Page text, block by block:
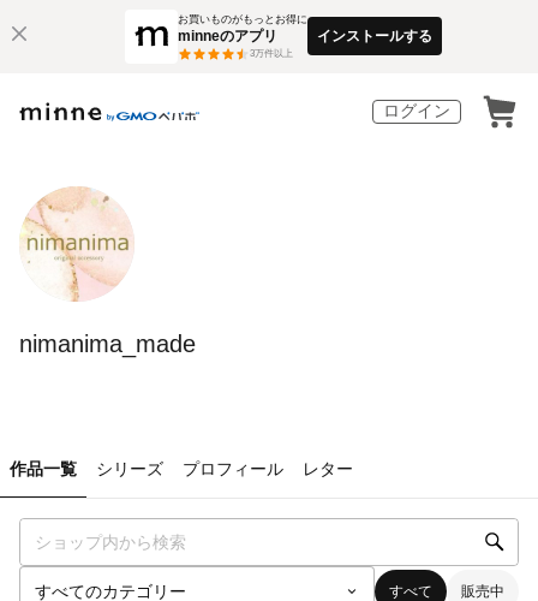
お買いものがもっとお得に
minneのアプリ
3万件以上
インストールする
ログイン
nimanima_made
作品一覧 シリーズ プロフィール レター
すべて 販売中